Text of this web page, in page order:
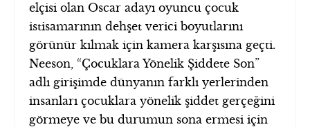
elçisi olan Oscar adayı oyuncu çocuk
istisamarının dehşet verici boyutlarını
görünür kılmak için kamera karşısına geçti.
Neeson, “Çocuklara Yönelik Şiddete Son”
adlı girişimde dünyanın farklı yerlerinden
insanları çocuklara yönelik şiddet gerçeğini
görmeye ve bu durumun sona ermesi için